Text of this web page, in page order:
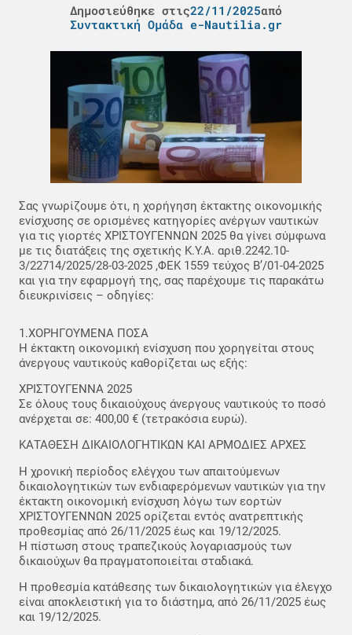
Δημοσιεύθηκε στις22/11/2025από
Συντακτική Ομάδα e-Nautilia.gr
Σας γνωρίζουμε ότι, η χορήγηση έκτακτης οικονομικής
ενίσχυσης σε ορισμένες κατηγορίες ανέργων ναυτικών
για τις γιορτές ΧΡΙΣΤΟΥΓΕΝΝΩΝ 2025 θα γίνει σύμφωνα
με τις διατάξεις της σχετικής Κ.Υ.Α. αριθ.2242.10-
3/22714/2025/28-03-2025 ,ΦΕΚ 1559 τεύχος Β’/01-04-2025
και για την εφαρμογή της, σας παρέχουμε τις παρακάτω
διευκρινίσεις – οδηγίες:
1.ΧΟΡΗΓΟΥΜΕΝΑ ΠΟΣΑ
Η έκτακτη οικονομική ενίσχυση που χορηγείται στους
άνεργους ναυτικούς καθορίζεται ως εξής:
ΧΡΙΣΤΟΥΓΕΝΝΑ 2025
Σε όλους τους δικαιούχους άνεργους ναυτικούς το ποσό
ανέρχεται σε: 400,00 € (τετρακόσια ευρώ).
ΚΑΤΑΘΕΣΗ ΔΙΚΑΙΟΛΟΓΗΤΙΚΩΝ ΚΑΙ ΑΡΜΟΔΙΕΣ ΑΡΧΕΣ
Η χρονική περίοδος ελέγχου των απαιτούμενων
δικαιολογητικών των ενδιαφερόμενων ναυτικών για την
έκτακτη οικονομική ενίσχυση λόγω των εορτών
ΧΡΙΣΤΟΥΓΕΝΝΩΝ 2025 ορίζεται εντός ανατρεπτικής
προθεσμίας από 26/11/2025 έως και 19/12/2025.
Η πίστωση στους τραπεζικούς λογαριασμούς των
δικαιούχων θα πραγματοποιείται σταδιακά.
Η προθεσμία κατάθεσης των δικαιολογητικών για έλεγχο
είναι αποκλειστική για το διάστημα, από 26/11/2025 έως
και 19/12/2025.